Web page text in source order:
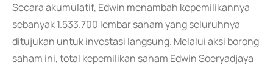
Secara akumulatif, Edwin menambah kepemilikannya
sebanyak 1.533.700 lembar saham yang seluruhnya
ditujukan untuk investasi langsung. Melalui aksi borong
saham ini, total kepemilikan saham Edwin Soeryadjaya